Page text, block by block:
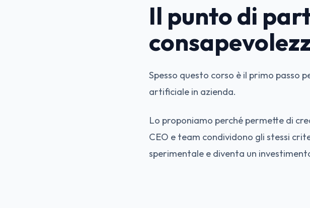
Il punto di
Spesso questo corso è il primo
artificiale in azienda.
Lo proponiamo perché permette di
CEO e team condividono gli stessi
sperimentale e diventa un